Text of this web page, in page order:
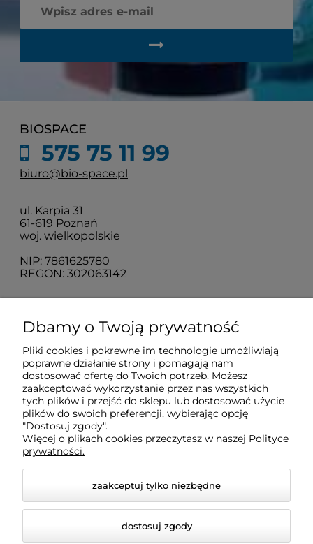
BIOSPACE
575 75 11 99
biuro@bio-space.pl
ul. Karpia 31
61-619 Poznań
woj. wielkopolskie
NIP: 7861625780
REGON: 302063142
O nas
Obsługa klienta
Pomoc
Moje konto
Dbamy o Twoją prywatność
Pliki cookies i pokrewne im technologie umożliwiają
poprawne działanie strony i pomagają nam
dostosować ofertę do Twoich potrzeb. Możesz
zaakceptować wykorzystanie przez nas wszystkich
tych plików i przejść do sklepu lub dostosować użycie
plików do swoich preferencji, wybierając opcję
"Dostosuj zgody".
Więcej o plikach cookies przeczytasz w naszej Polityce
prywatności.
zaakceptuj tylko niezbędne
dostosuj zgody